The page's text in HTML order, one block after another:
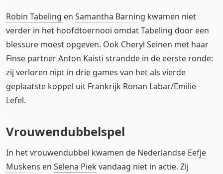
Robin Tabeling en Samantha Barning kwamen niet
verder in het hoofdtoernooi omdat Tabeling door een
blessure moest opgeven. Ook Cheryl Seinen met haar
Finse partner Anton Kaisti strandde in de eerste ronde:
zij verloren nipt in drie games van het als vierde
geplaatste koppel uit Frankrijk Ronan Labar/Emilie
Lefel.
Vrouwendubbelspel
In het vrouwendubbel kwamen de Nederlandse Eefje
Muskens en Selena Piekvandaag niet in actie. Zij